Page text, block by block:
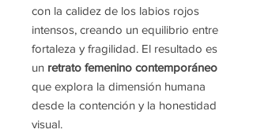
con la calidez de los labios rojos
intensos, creando un equilibrio entre
fortaleza y fragilidad. El resultado es
un retrato femenino contemporáneo
que explora la dimensión humana
desde la contención y la honestidad
visual.